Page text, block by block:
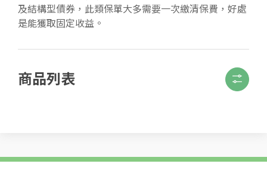
及結構型債券，此類保單大多需要一次繳清保費，好處
是能獲取固定收益。
商品列表